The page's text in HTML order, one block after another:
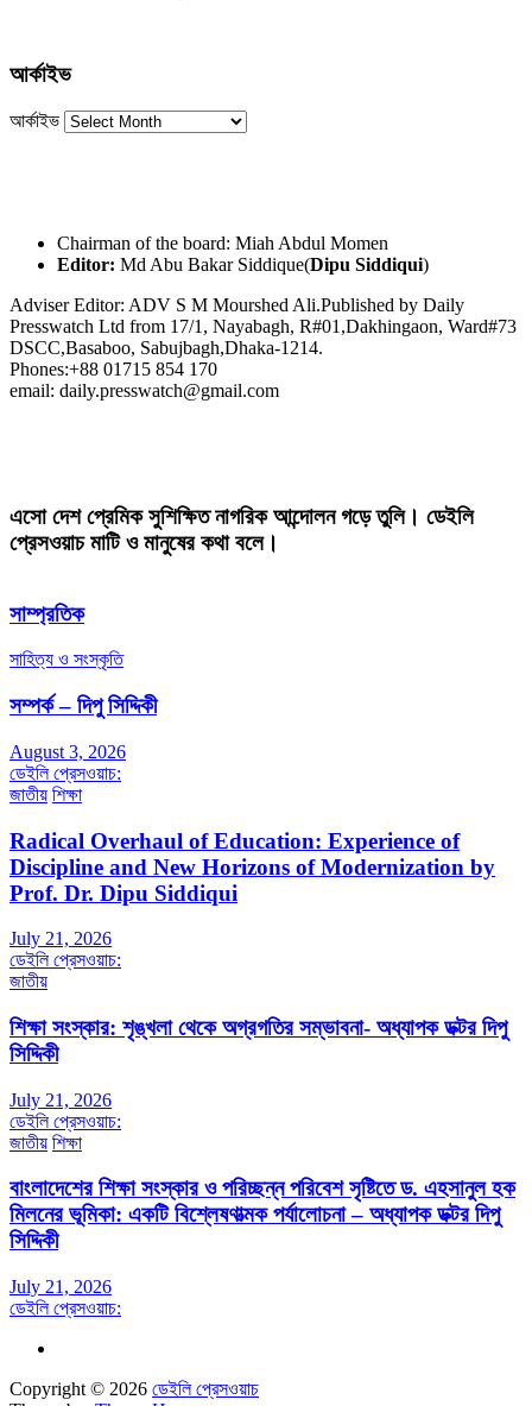
আর্কাইভ
আর্কাইভ
Chairman of the board: Miah Abdul Momen
Editor: Md Abu Bakar Siddique(Dipu Siddiqui)
Adviser Editor: ADV S M Mourshed Ali.Published by Daily
Presswatch Ltd from 17/1, Nayabagh, R#01,Dakhingaon, Ward#73
DSCC,Basaboo, Sabujbagh,Dhaka-1214.
Phones:+88 01715 854 170
email: daily.presswatch@gmail.com
এসো দেশ প্রেমিক সুশিক্ষিত নাগরিক আন্দোলন গড়ে তুলি। ডেইলি
প্রেসওয়াচ মাটি ও মানুষের কথা বলে।
সাম্প্রতিক
সাহিত্য ও সংস্কৃতি
সম্পর্ক – দিপু সিদ্দিকী
August 3, 2026
ডেইলি প্রেসওয়াচ:
জাতীয় শিক্ষা
Radical Overhaul of Education: Experience of
Discipline and New Horizons of Modernization by
Prof. Dr. Dipu Siddiqui
July 21, 2026
ডেইলি প্রেসওয়াচ:
জাতীয়
শিক্ষা সংস্কার: শৃঙ্খলা থেকে অগ্রগতির সম্ভাবনা- অধ্যাপক ডক্টর দিপু
সিদ্দিকী
July 21, 2026
ডেইলি প্রেসওয়াচ:
জাতীয় শিক্ষা
বাংলাদেশের শিক্ষা সংস্কার ও পরিচ্ছন্ন পরিবেশ সৃষ্টিতে ড. এহসানুল হক
মিলনের ভূমিকা: একটি বিশ্লেষণাত্মক পর্যালোচনা – অধ্যাপক ডক্টর দিপু
সিদ্দিকী
July 21, 2026
ডেইলি প্রেসওয়াচ:
Copyright © 2026 ডেইলি প্রেসওয়াচ